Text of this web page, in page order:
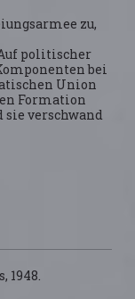
zu,
politischer
bei
Union
Formation
sie verschwand
1948.